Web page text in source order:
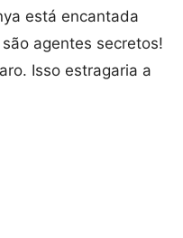
está encantada
agentes secretos!
Isso estragaria a